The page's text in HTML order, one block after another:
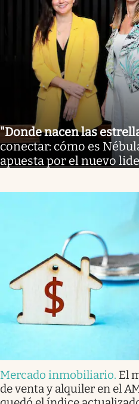
"Donde nacen las
conectar: cómo es
apuesta por el nuevo
Mercado inmobiliario. El
de venta y alquiler en el